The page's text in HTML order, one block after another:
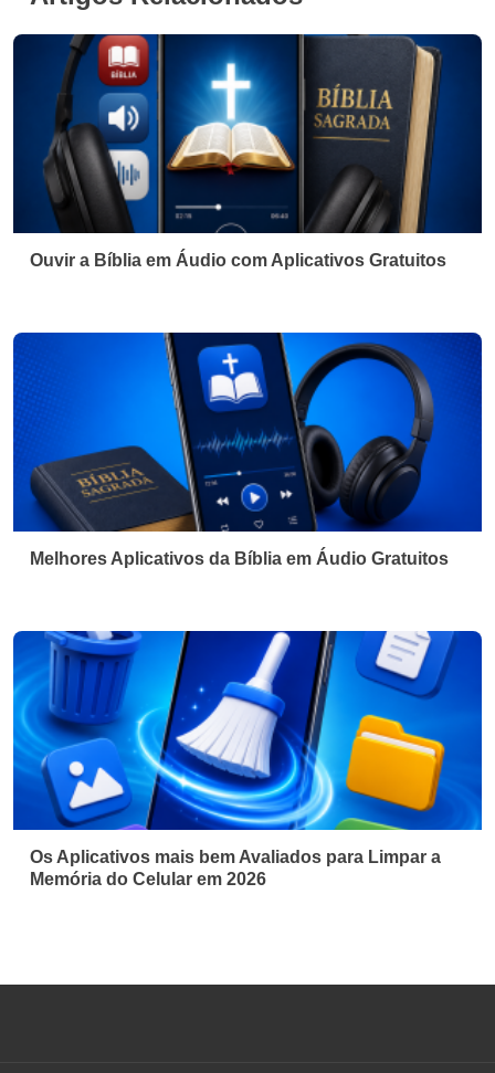
Ouvir a Bíblia em Áudio com Aplicativos Gratuitos
Melhores Aplicativos da Bíblia em Áudio Gratuitos
Os Aplicativos mais bem Avaliados para Limpar a
Memória do Celular em 2026